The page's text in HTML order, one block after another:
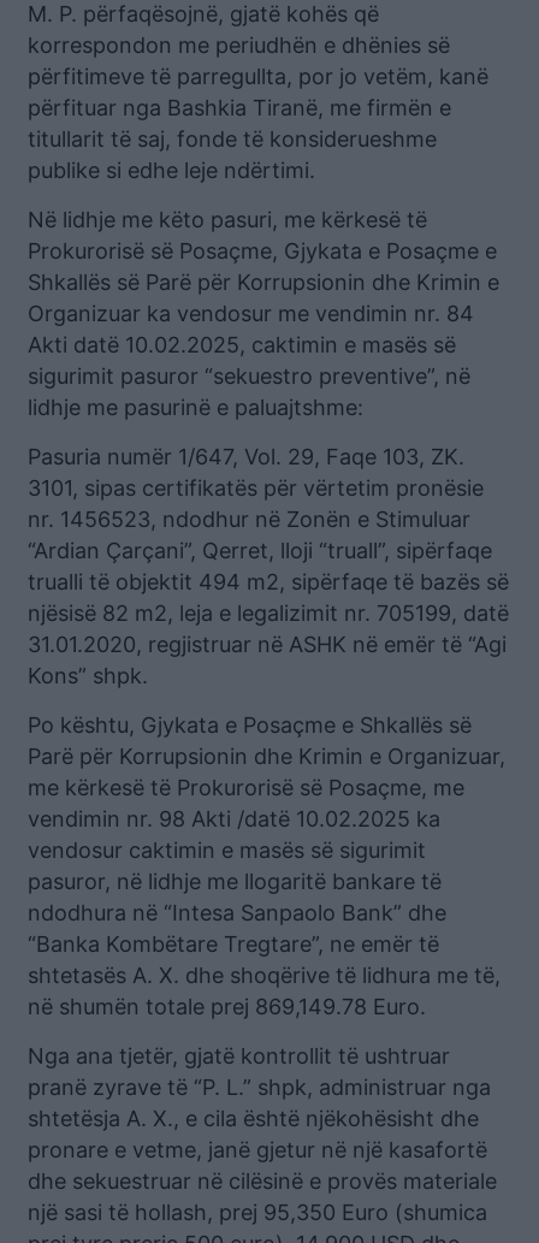
M. P. përfaqësojnë, gjatë kohës që
korrespondon me periudhën e dhënies së
përfitimeve të parregullta, por jo vetëm, kanë
përfituar nga Bashkia Tiranë, me firmën e
titullarit të saj, fonde të konsiderueshme
publike si edhe leje ndërtimi.
Në lidhje me këto pasuri, me kërkesë të
Prokurorisë së Posaçme, Gjykata e Posaçme e
Shkallës së Parë për Korrupsionin dhe Krimin e
Organizuar ka vendosur me vendimin nr. 84
Akti datë 10.02.2025, caktimin e masës së
sigurimit pasuror “sekuestro preventive”, në
lidhje me pasurinë e paluajtshme:
Pasuria numër 1/647, Vol. 29, Faqe 103, ZK.
3101, sipas certifikatës për vërtetim pronësie
nr. 1456523, ndodhur në Zonën e Stimuluar
“Ardian Çarçani”, Qerret, lloji “truall”, sipërfaqe
trualli të objektit 494 m2, sipërfaqe të bazës së
njësisë 82 m2, leja e legalizimit nr. 705199, datë
31.01.2020, regjistruar në ASHK në emër të “Agi
Kons” shpk.
Po kështu, Gjykata e Posaçme e Shkallës së
Parë për Korrupsionin dhe Krimin e Organizuar,
me kërkesë të Prokurorisë së Posaçme, me
vendimin nr. 98 Akti /datë 10.02.2025 ka
vendosur caktimin e masës së sigurimit
pasuror, në lidhje me llogaritë bankare të
ndodhura në “Intesa Sanpaolo Bank” dhe
“Banka Kombëtare Tregtare”, ne emër të
shtetasës A. X. dhe shoqërive të lidhura me të,
në shumën totale prej 869,149.78 Euro.
Nga ana tjetër, gjatë kontrollit të ushtruar
pranë zyrave të “P. L.” shpk, administruar nga
shtetësja A. X., e cila është njëkohësisht dhe
pronare e vetme, janë gjetur në një kasafortë
dhe sekuestruar në cilësinë e provës materiale
një sasi të hollash, prej 95,350 Euro (shumica